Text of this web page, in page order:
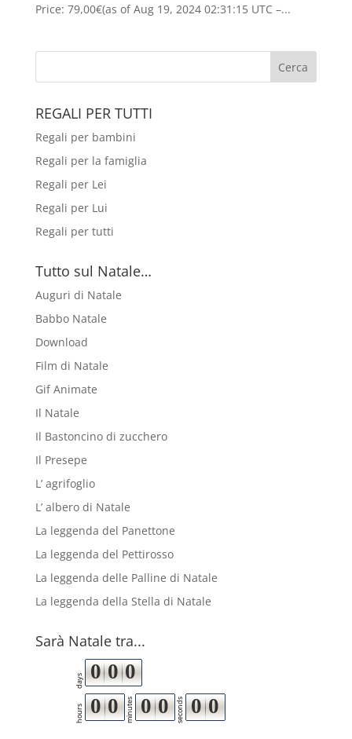
Price: 79,00€(as of Aug 19, 2024 02:31:15 UTC –...
REGALI PER TUTTI
Regali per bambini
Regali per la famiglia
Regali per Lei
Regali per Lui
Regali per tutti
Tutto sul Natale…
Auguri di Natale
Babbo Natale
Download
Film di Natale
Gif Animate
Il Natale
Il Bastoncino di zucchero
Il Presepe
L’ agrifoglio
L’ albero di Natale
La leggenda del Panettone
La leggenda del Pettirosso
La leggenda delle Palline di Natale
La leggenda della Stella di Natale
Sarà Natale tra...
days 0 0 0
hours 0 0 minutes 0 0 seconds 0 0